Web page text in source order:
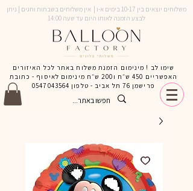
משלוחים יוצאים בין 10-17 בימים א-ו | אין משלוחים בשבתות וחגים | ניתן
לבצע הזמנה לאותו היום עד שעה 14:00
שימו לב ! מינימום הזמנת משלוח באתר לכל האיזורים
האפשריים 450 ש״ח ו200 ש״ח מינימום לאיסוף - כתובת
פרישמן 76 תל אביב - טלפון
0547043564